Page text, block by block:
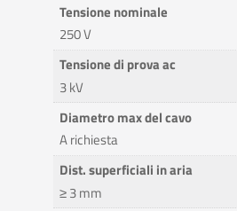
Tensione nominale
250 V
Tensione di prova ac
3 kV
Diametro max del cavo
A richiesta
Dist. superficiali in aria
≥ 3 mm